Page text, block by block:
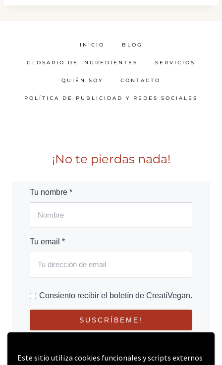
Este sitio utiliza cookies funcionales y scripts externos
INICIO BLOG
GLOSARIO DE INGREDIENTES SERVICIOS
QUIÉN SOY CONTACTO
POLÍTICA DE PUBLICIDAD Y REDES SOCIALES
¡No te pierdas nada!
Tu nombre *
Tu email *
Consiento recibir el boletín de CreatiVegan.
SUSCRÍBEME!